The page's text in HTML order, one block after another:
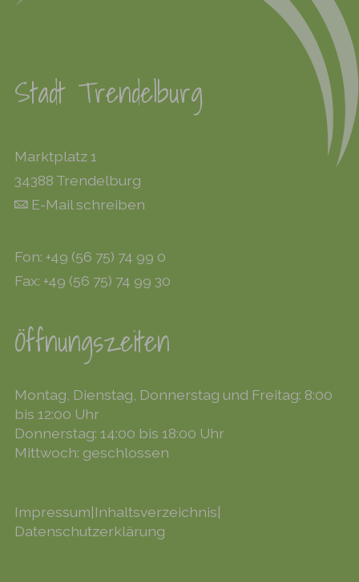
Stadt Trendelburg
Marktplatz 1
34388 Trendelburg
E-Mail schreiben
Fon: +49 (56 75) 74 99 0
Fax: +49 (56 75) 74 99 30
Öffnungszeiten
Montag, Dienstag, Donnerstag und Freitag: 8:00
bis 12:00 Uhr
Donnerstag: 14:00 bis 18:00 Uhr
Mittwoch: geschlossen
Impressum|Inhaltsverzeichnis|
Datenschutzerklärung